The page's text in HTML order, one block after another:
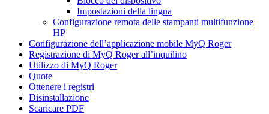
Impostazioni della lingua
Configurazione remota delle stampanti multifunzione
HP
Configurazione dell’applicazione mobile MyQ Roger
Registrazione di MyQ Roger all’inquilino
Utilizzo di MyQ Roger
Quote
Ottenere i registri
Disinstallazione
Scaricare PDF